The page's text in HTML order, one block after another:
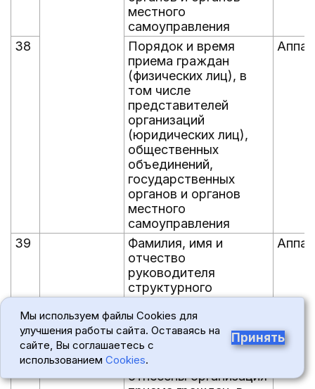
местного
самоуправления
38
Порядок и время
приема граждан
(физических лиц), в
том числе
представителей
организаций
(юридических лиц),
общественных
объединений,
государственных
органов и органов
местного
самоуправления
39
Фамилия, имя и
отчество
руководителя
структурного
подразделения или
иного должностного
лица Минсельхоза
России, к
полномочиям которых
отнесены организация
Мы используем файлы Cookies для
улучшения работы сайта. Оставаясь на
сайте, Вы соглашаетесь с
использованием Cookies.
Принять